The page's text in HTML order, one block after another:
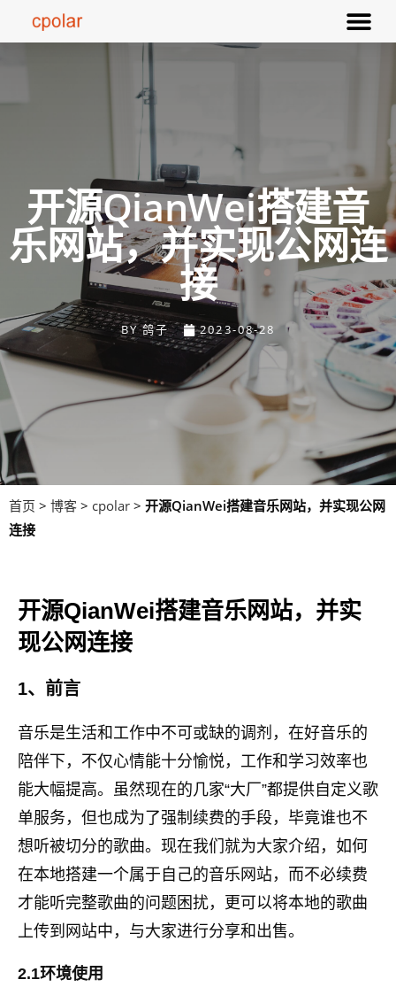
开源QianWei搭建音
乐网站，并实现公网连
接
BY鸽子 2023-08-28
首页 > 博客 > cpolar > 开源QianWei搭建音乐网站，并实现公网
连接
开源QianWei搭建音乐网站，并实
现公网连接
1、前言
音乐是生活和工作中不可或缺的调剂，在好音乐的
陪伴下，不仅心情能十分愉悦，工作和学习效率也
能大幅提高。虽然现在的几家“大厂”都提供自定义歌
单服务，但也成为了强制续费的手段，毕竟谁也不
想听被切分的歌曲。现在我们就为大家介绍，如何
在本地搭建一个属于自己的音乐网站，而不必续费
才能听完整歌曲的问题困扰，更可以将本地的歌曲
上传到网站中，与大家进行分享和出售。
2.1环境使用